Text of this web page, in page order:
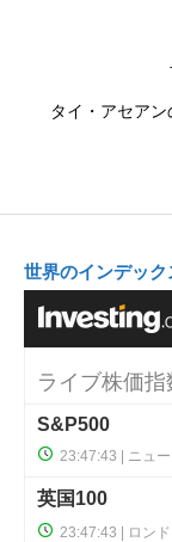
タイ・アセア
世界のインデック